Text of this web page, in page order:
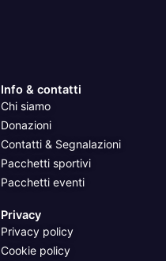
Info & contatti
Chi siamo
Donazioni
Contatti & Segnalazioni
Pacchetti sportivi
Pacchetti eventi
Privacy
Privacy policy
Cookie policy